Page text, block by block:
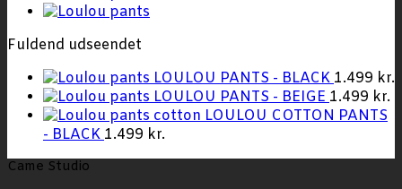
Fuldend udseendet
LOULOU PANTS - BLACK 1.499 kr.
LOULOU PANTS - BEIGE 1.499 kr.
LOULOU COTTON PANTS
- BLACK 1.499 kr.
Came Studio